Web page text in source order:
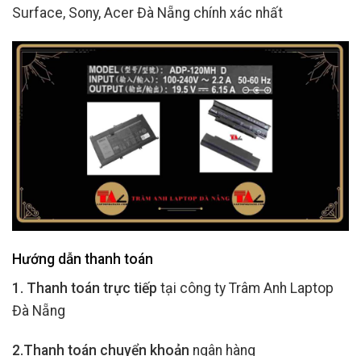
Surface, Sony, Acer Đà Nẵng chính xác nhất
Hướng dẫn thanh toán
1. Thanh toán trực tiếp tại công ty Trâm Anh Laptop
Đà Nẵng
2.Thanh toán chuyển khoản ngân hàng